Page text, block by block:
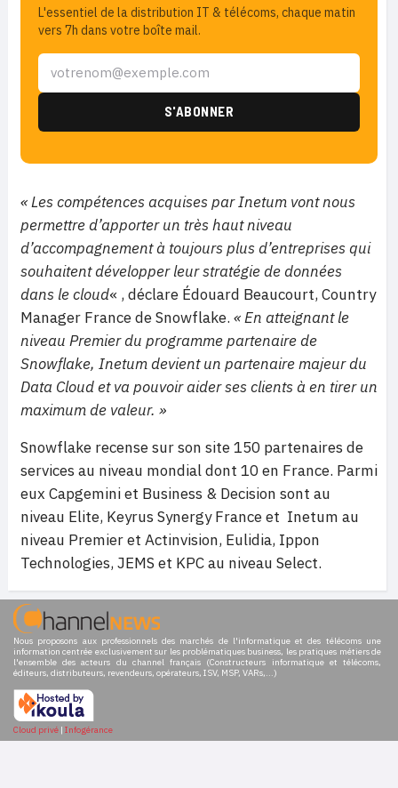
L'essentiel de la distribution IT & télécoms, chaque matin
vers 7h dans votre boîte mail.
« Les compétences acquises par Inetum vont nous
permettre d’apporter un très haut niveau
d’accompagnement à toujours plus d’entreprises qui
souhaitent développer leur stratégie de données
dans le cloud« , déclare Édouard Beaucourt, Country
Manager France de Snowflake. « En atteignant le
niveau Premier du programme partenaire de
Snowflake, Inetum devient un partenaire majeur du
Data Cloud et va pouvoir aider ses clients à en tirer un
maximum de valeur. »
Snowflake recense sur son site 150 partenaires de
services au niveau mondial dont 10 en France. Parmi
eux Capgemini et Business & Decision sont au
niveau Elite, Keyrus Synergy France et Inetum au
niveau Premier et Actinvision, Eulidia, Ippon
Technologies, JEMS et KPC au niveau Select.
Nous proposons aux professionnels des marchés de l'informatique et des télécoms une
information centrée exclusivement sur les problématiques business, les pratiques métiers de
l'ensemble des acteurs du channel français (Constructeurs informatique et télécoms,
éditeurs, distributeurs, revendeurs, opérateurs, ISV, MSP, VARs,...)
Cloud privé | Infogérance